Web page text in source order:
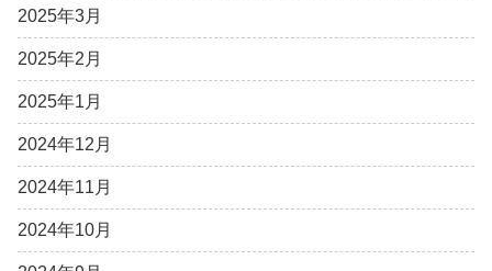
2025年3月
2025年2月
2025年1月
2024年12月
2024年11月
2024年10月